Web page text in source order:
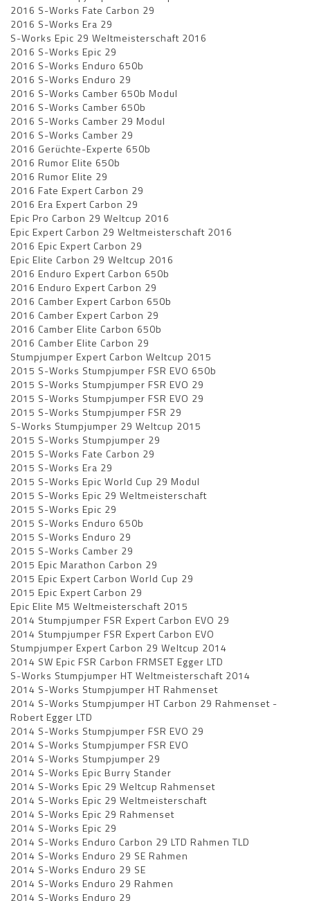
2016 S-Works Fate Carbon 29
2016 S-Works Era 29
S-Works Epic 29 Weltmeisterschaft 2016
2016 S-Works Epic 29
2016 S-Works Enduro 650b
2016 S-Works Enduro 29
2016 S-Works Camber 650b Modul
2016 S-Works Camber 650b
2016 S-Works Camber 29 Modul
2016 S-Works Camber 29
2016 Gerüchte-Experte 650b
2016 Rumor Elite 650b
2016 Rumor Elite 29
2016 Fate Expert Carbon 29
2016 Era Expert Carbon 29
Epic Pro Carbon 29 Weltcup 2016
Epic Expert Carbon 29 Weltmeisterschaft 2016
2016 Epic Expert Carbon 29
Epic Elite Carbon 29 Weltcup 2016
2016 Enduro Expert Carbon 650b
2016 Enduro Expert Carbon 29
2016 Camber Expert Carbon 650b
2016 Camber Expert Carbon 29
2016 Camber Elite Carbon 650b
2016 Camber Elite Carbon 29
Stumpjumper Expert Carbon Weltcup 2015
2015 S-Works Stumpjumper FSR EVO 650b
2015 S-Works Stumpjumper FSR EVO 29
2015 S-Works Stumpjumper FSR EVO 29
2015 S-Works Stumpjumper FSR 29
S-Works Stumpjumper 29 Weltcup 2015
2015 S-Works Stumpjumper 29
2015 S-Works Fate Carbon 29
2015 S-Works Era 29
2015 S-Works Epic World Cup 29 Modul
2015 S-Works Epic 29 Weltmeisterschaft
2015 S-Works Epic 29
2015 S-Works Enduro 650b
2015 S-Works Enduro 29
2015 S-Works Camber 29
2015 Epic Marathon Carbon 29
2015 Epic Expert Carbon World Cup 29
2015 Epic Expert Carbon 29
Epic Elite M5 Weltmeisterschaft 2015
2014 Stumpjumper FSR Expert Carbon EVO 29
2014 Stumpjumper FSR Expert Carbon EVO
Stumpjumper Expert Carbon 29 Weltcup 2014
2014 SW Epic FSR Carbon FRMSET Egger LTD
S-Works Stumpjumper HT Weltmeisterschaft 2014
2014 S-Works Stumpjumper HT Rahmenset
2014 S-Works Stumpjumper HT Carbon 29 Rahmenset -
Robert Egger LTD
2014 S-Works Stumpjumper FSR EVO 29
2014 S-Works Stumpjumper FSR EVO
2014 S-Works Stumpjumper 29
2014 S-Works Epic Burry Stander
2014 S-Works Epic 29 Weltcup Rahmenset
2014 S-Works Epic 29 Weltmeisterschaft
2014 S-Works Epic 29 Rahmenset
2014 S-Works Epic 29
2014 S-Works Enduro Carbon 29 LTD Rahmen TLD
2014 S-Works Enduro 29 SE Rahmen
2014 S-Works Enduro 29 SE
2014 S-Works Enduro 29 Rahmen
2014 S-Works Enduro 29